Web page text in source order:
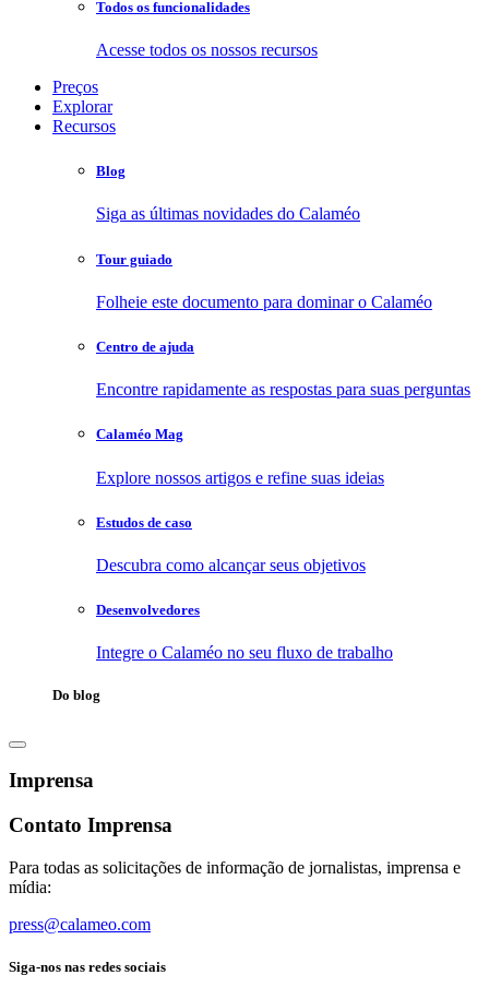
Todos os funcionalidades
Acesse todos os nossos recursos
Preços
Explorar
Recursos
Blog
Siga as últimas novidades do Calaméo
Tour guiado
Folheie este documento para dominar o Calaméo
Centro de ajuda
Encontre rapidamente as respostas para suas perguntas
Calaméo Mag
Explore nossos artigos e refine suas ideias
Estudos de caso
Descubra como alcançar seus objetivos
Desenvolvedores
Integre o Calaméo no seu fluxo de trabalho
Do blog
Imprensa
Contato Imprensa
Para todas as solicitações de informação de jornalistas, imprensa e
mídia:
press@calameo.com
Siga-nos nas redes sociais